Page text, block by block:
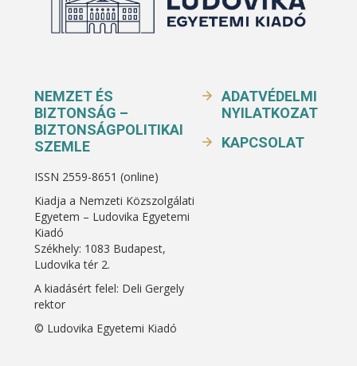
NEMZET ÉS
BIZTONSÁG –
BIZTONSÁGPOLITIKAI
SZEMLE
ISSN 2559-8651 (online)
Kiadja a Nemzeti Közszolgálati
Egyetem – Ludovika Egyetemi
Kiadó
Székhely: 1083 Budapest,
Ludovika tér 2.
A kiadásért felel: Deli Gergely
rektor
© Ludovika Egyetemi Kiadó
ADATVÉDELMI
NYILATKOZAT
KAPCSOLAT